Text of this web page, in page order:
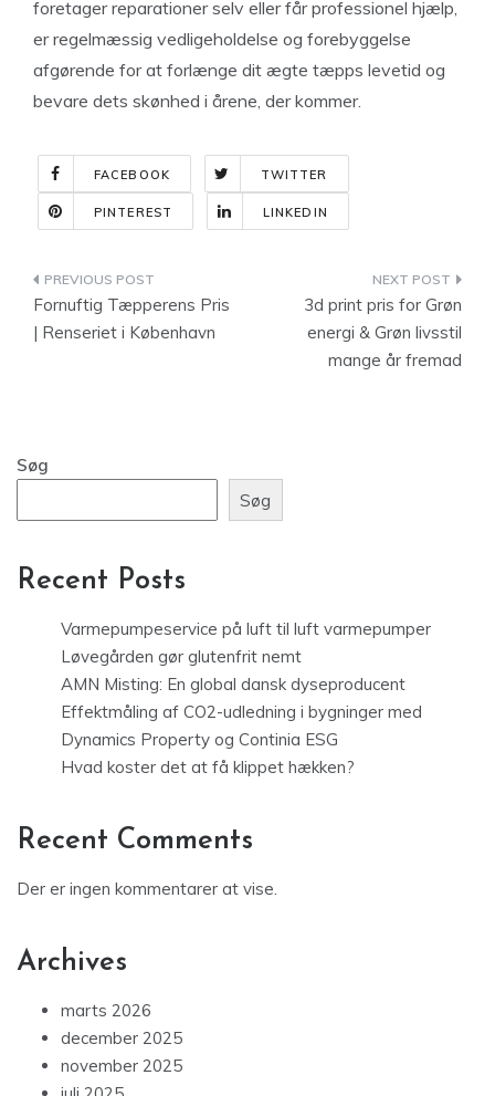
foretager reparationer selv eller får professionel hjælp,
er regelmæssig vedligeholdelse og forebyggelse
afgørende for at forlænge dit ægte tæpps levetid og
bevare dets skønhed i årene, der kommer.
FACEBOOK TWITTER
PINTEREST LINKEDIN
Indlægsnavigation
Fornuftig Tæpperens Pris
| Renseriet i København
3d print pris for Grøn
energi & Grøn livsstil
mange år fremad
Søg
Søg
Recent Posts
Varmepumpeservice på luft til luft varmepumper
Løvegården gør glutenfrit nemt
AMN Misting: En global dansk dyseproducent
Effektmåling af CO2-udledning i bygninger med
Dynamics Property og Continia ESG
Hvad koster det at få klippet hækken?
Recent Comments
Der er ingen kommentarer at vise.
Archives
marts 2026
december 2025
november 2025